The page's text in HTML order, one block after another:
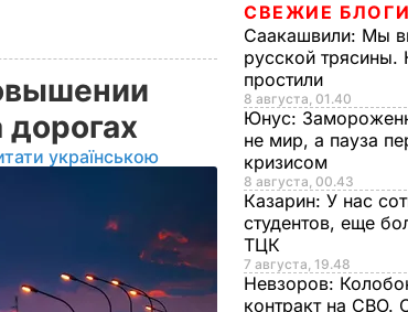
українською
СВЕЖИЕ БЛОГИ
Саакашвили: Мы
русской трясины.
простили
8 августа, 01.40
Юнус:
не мир, а пауза
кризисом
8 августа, 00.43
Казарин: У нас
студентов, еще
ТЦК
7 августа, 19.48
Невзоров:
контракт на СВО.